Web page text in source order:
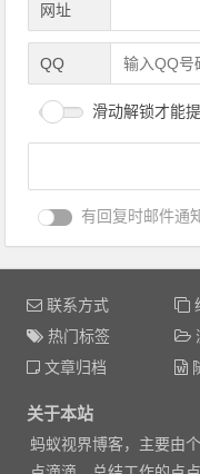
网址
QQ
滑动解锁才能
有回复时邮件通
联系方式
热门标签
文章归档
关于本站
蚂蚁视界博客，主要由